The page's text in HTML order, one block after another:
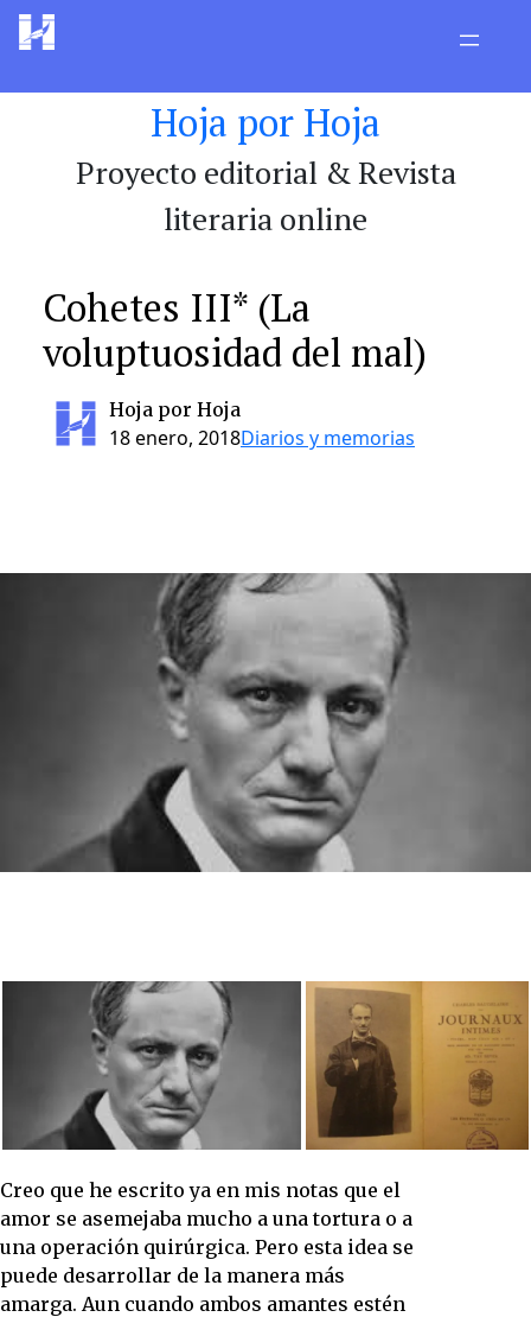
Saltar
Hoja por Hoja
Proyecto editorial & Revista
literaria online
Cohetes III* (La
voluptuosidad del mal)
Hoja por Hoja
18 enero, 2018Diarios y memorias
Creo que he escrito ya en mis notas que el
amor se asemejaba mucho a una tortura o a
una operación quirúrgica. Pero esta idea se
puede desarrollar de la manera más
amarga. Aun cuando ambos amantes estén